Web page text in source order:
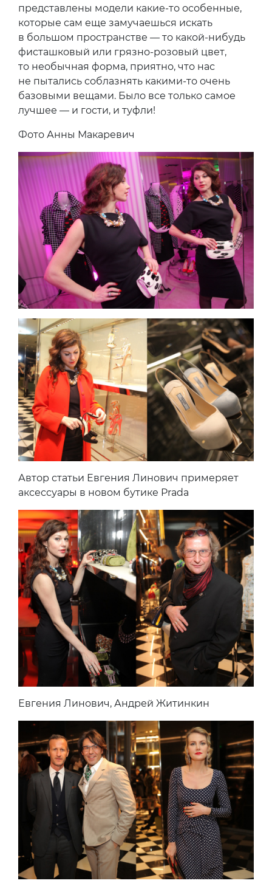
представлены модели какие-то особенные,
которые сам еще замучаешься искать
в большом пространстве — то какой-нибудь
фисташковый или грязно-розовый цвет,
то необычная форма, приятно, что нас
не пытались соблазнять какими-то очень
базовыми вещами. Было все только самое
лучшее — и гости, и туфли!
Фото Анны Макаревич
Автор статьи Евгения Линович примеряет
аксессуары в новом бутике Prada
Евгения Линович, Андрей Житинкин